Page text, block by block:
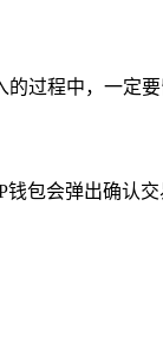
过程中，一定
包会弹出确认